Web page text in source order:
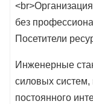
без
Посетители
Инженерные
силовых систем,
постоянного